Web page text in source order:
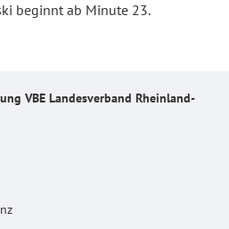
beginnt ab Minute 23.
VBE Landesverband Rheinland-